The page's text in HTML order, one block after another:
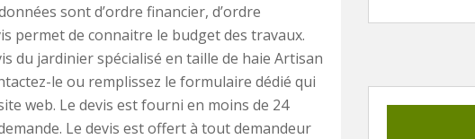
sont d’ordre financier, d’ordre
permet de connaitre le budget des travaux.
du jardinier spécialisé en taille de haie Artisan
le ou remplissez le formulaire dédié qui
web. Le devis est fourni en moins de 24
Le devis est offert à tout demandeur